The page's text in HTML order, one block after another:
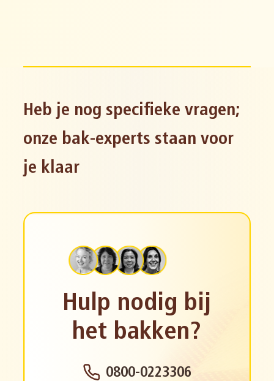
Heb je nog specifieke vragen;
onze bak-experts staan voor
je klaar
Hulp nodig bij
het bakken?
0800-0223306